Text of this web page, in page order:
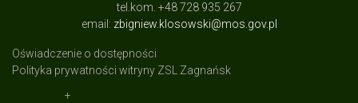
tel.kom. +48 728 935 267
email: zbigniew.klosowski@mos.gov.pl
Oświadczenie o dostępności
Polityka prywatności witryny ZSL Zagnańsk
+